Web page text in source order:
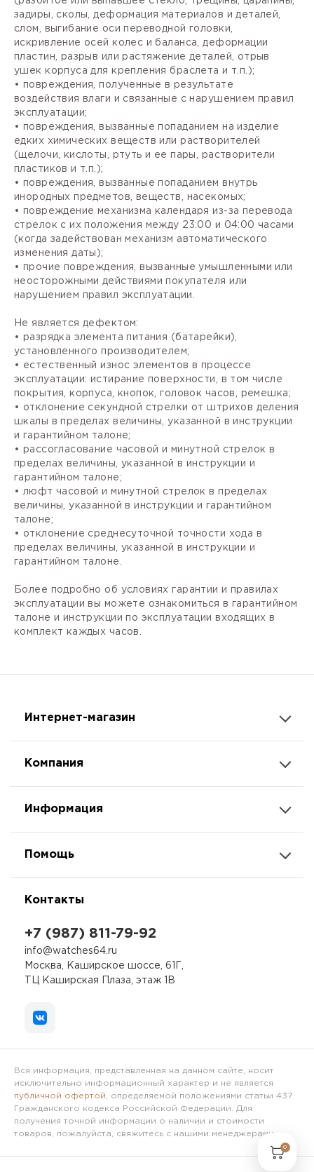
задиры, сколы, деформация материалов и деталей,
слом, выгибание оси переводной головки,
искривление осей колес и баланса, деформации
пластин, разрыв или растяжение деталей, отрыв
ушек корпуса для крепления браслета и т.п.);
• повреждения, полученные в результате
воздействия влаги и связанные с нарушением правил
эксплуатации;
• повреждения, вызванные попаданием на изделие
едких химических веществ или растворителей
(щелочи, кислоты, ртуть и ее пары, растворители
пластиков и т.п.);
• повреждения, вызванные попаданием внутрь
инородных предметов, веществ, насекомых;
• повреждение механизма календаря из-за перевода
стрелок с их положения между 23:00 и 04:00 часами
(когда задействован механизм автоматического
изменения даты);
• прочие повреждения, вызванные умышленными или
неосторожными действиями покупателя или
нарушением правил эксплуатации.
Не является дефектом:
• разрядка элемента питания (батарейки),
установленного производителем;
• естественный износ элементов в процессе
эксплуатации: истирание поверхности, в том числе
покрытия, корпуса, кнопок, головок часов, ремешка;
• отклонение секундной стрелки от штрихов деления
шкалы в пределах величины, указанной в инструкции
и гарантийном талоне;
• рассогласование часовой и минутной стрелок в
пределах величины, указанной в инструкции и
гарантийном талоне;
• люфт часовой и минутной стрелок в пределах
величины, указанной в инструкции и гарантийном
талоне;
• отклонение среднесуточной точности хода в
пределах величины, указанной в инструкции и
гарантийном талоне.
Более подробно об условиях гарантии и правилах
эксплуатации вы можете ознакомиться в гарантийном
талоне и инструкции по эксплуатации входящих в
комплект каждых часов.
Интернет-магазин
Компания
Информация
Помощь
Контакты
+7 (987) 811-79-92
info@watches64.ru
Москва, Каширское шоссе, 61Г,
ТЦ Каширская Плаза, этаж 1В
Вся информация, представленная на данном сайте, носит
исключительно информационный характер и не является
публичной офертой , определяемой положениями статьи 437
Гражданского кодекса Российской Федерации. Для
получения точной информации о наличии и стоимости
товаров, пожалуйста, свяжитесь с нашими менеджерами.
0